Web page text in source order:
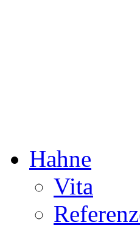
Hahne
Vita